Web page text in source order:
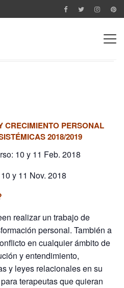
CRECIMIENTO PERSONAL
2018/2019
10 y 11 Feb. 2018
y 11 Nov. 2018
realizar un trabajo de
personal. También a
en cualquier ámbito de
y entendimiento,
y leyes relacionales en su
terapeutas que quieran